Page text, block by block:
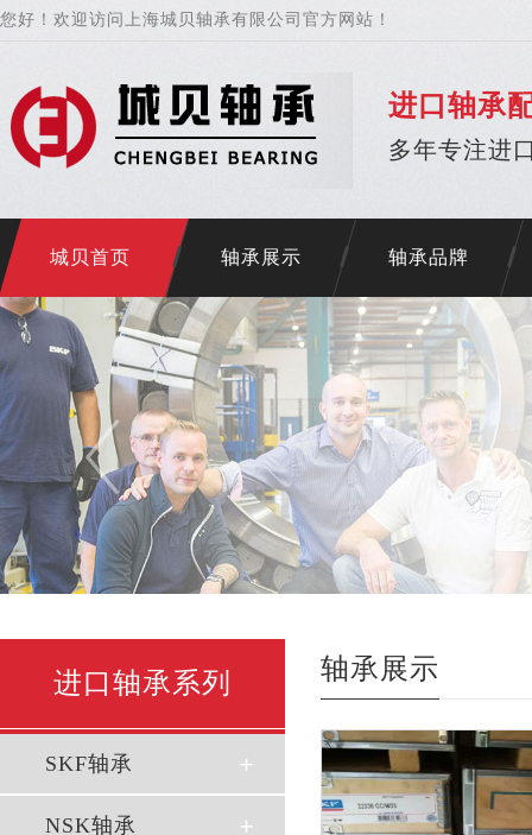
您好！欢迎访问上海城贝轴承有限公司官方网站！
进口轴承
多年专注进
城贝首页 轴承展示 轴承品牌
进口轴承系列
SKF轴承
NSK轴承
轴承展示